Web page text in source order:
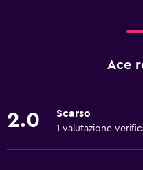
Ace
2.0 Scarso
1 valutazione